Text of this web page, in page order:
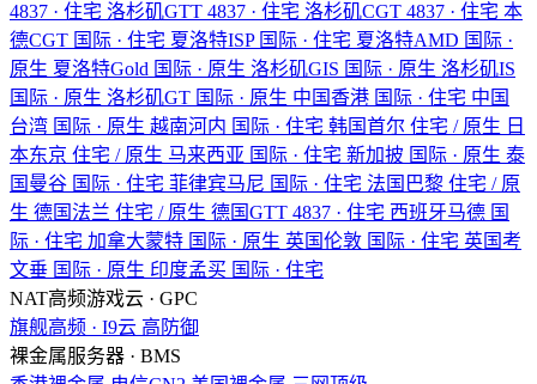
4837 · 住宅 洛杉矶GTT 4837 · 住宅 洛杉矶CGT 4837 · 住宅 本
德CGT 国际 · 住宅 夏洛特ISP 国际 · 住宅 夏洛特AMD 国际 ·
原生 夏洛特Gold 国际 · 原生 洛杉矶GIS 国际 · 原生 洛杉矶IS
国际 · 原生 洛杉矶GT 国际 · 原生 中国香港 国际 · 住宅 中国
台湾 国际 · 原生 越南河内 国际 · 住宅 韩国首尔 住宅 / 原生 日
本东京 住宅 / 原生 马来西亚 国际 · 住宅 新加披 国际 · 原生 泰
国曼谷 国际 · 住宅 菲律宾马尼 国际 · 住宅 法国巴黎 住宅 / 原
生 德国法兰 住宅 / 原生 德国GTT 4837 · 住宅 西班牙马德 国
际 · 住宅 加拿大蒙特 国际 · 原生 英国伦敦 国际 · 住宅 英国考
文垂 国际 · 原生 印度孟买 国际 · 住宅
NAT高频游戏云 · GPC
旗舰高频 · I9云 高防御
裸金属服务器 · BMS